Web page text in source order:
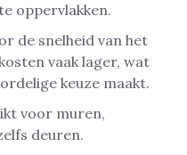
oppervlakken.
de snelheid van het
vaak lager, wat
keuze maakt.
voor muren,
deuren.